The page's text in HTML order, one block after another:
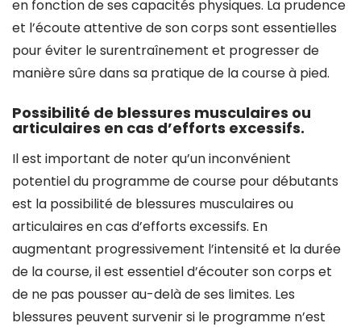
en fonction de ses capacités physiques. La prudence
et l’écoute attentive de son corps sont essentielles
pour éviter le surentraînement et progresser de
manière sûre dans sa pratique de la course à pied.
Possibilité de blessures musculaires ou
articulaires en cas d’efforts excessifs.
Il est important de noter qu’un inconvénient
potentiel du programme de course pour débutants
est la possibilité de blessures musculaires ou
articulaires en cas d’efforts excessifs. En
augmentant progressivement l’intensité et la durée
de la course, il est essentiel d’écouter son corps et
de ne pas pousser au-delà de ses limites. Les
blessures peuvent survenir si le programme n’est